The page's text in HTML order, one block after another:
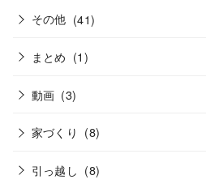
その他 (41)
まとめ (1)
動画 (3)
家づくり (8)
引っ越し (8)